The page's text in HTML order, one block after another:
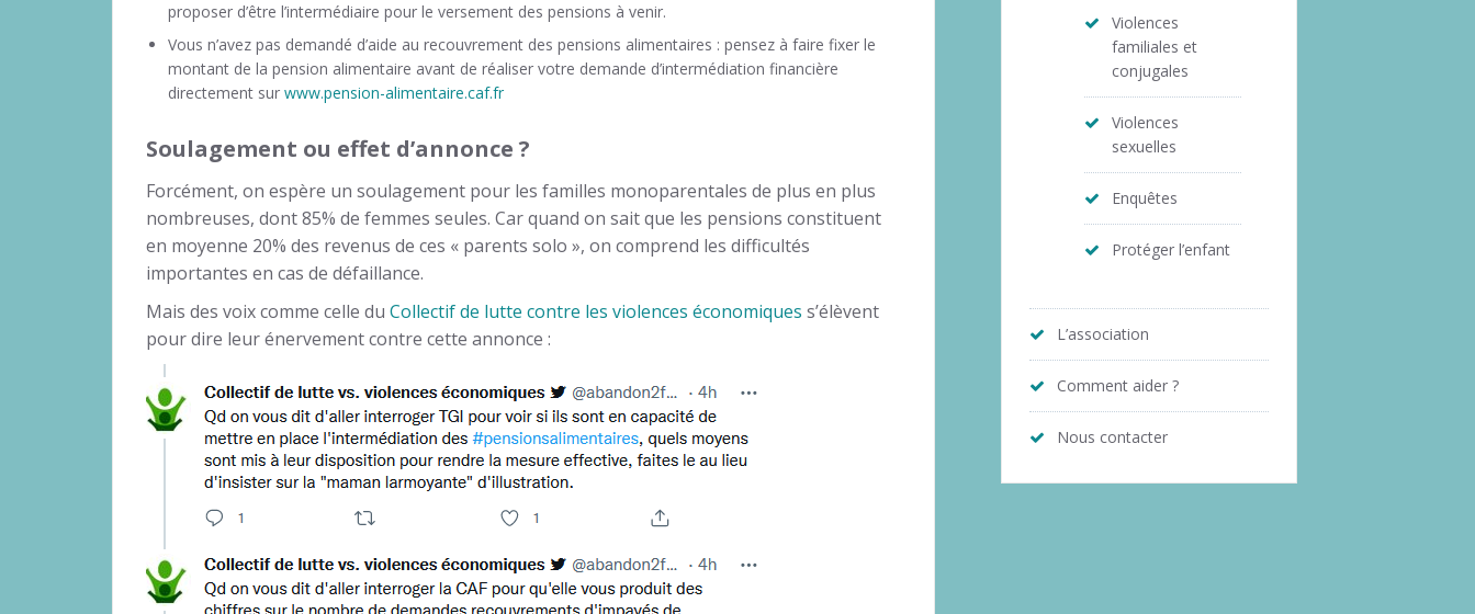
proposer d’être l’intermédiaire pour le versement des pensions à venir.
Vous n’avez pas demandé d’aide au recouvrement des pensions alimentaires : pensez à faire fixer le
montant de la pension alimentaire avant de réaliser votre demande d’intermédiation financière
directement sur www.pension-alimentaire.caf.fr
Soulagement ou effet d’annonce ?
Forcément, on espère un soulagement pour les familles monoparentales de plus en plus
nombreuses, dont 85% de femmes seules. Car quand on sait que les pensions constituent
en moyenne 20% des revenus de ces « parents solo », on comprend les difficultés
importantes en cas de défaillance.
Mais des voix comme celle du Collectif de lutte contre les violences économiques s’élèvent
pour dire leur énervement contre cette annonce :
Violences
familiales et
conjugales
Violences
sexuelles
Enquêtes
Protéger l’enfant
L’association
Comment aider ?
Nous contacter